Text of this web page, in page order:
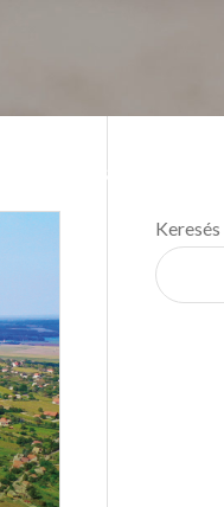
KULTURÁLIS TÉRKÉP
Keresés